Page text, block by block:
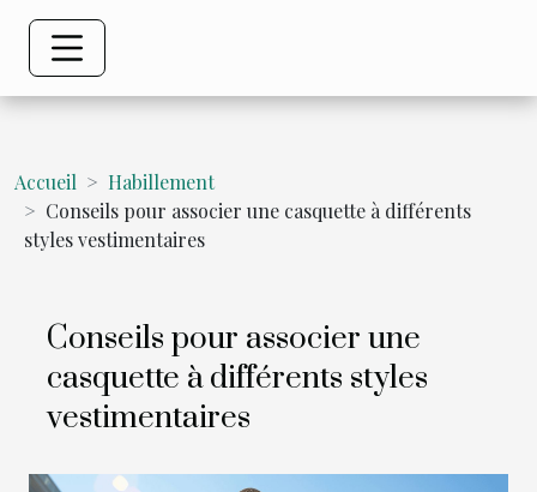
Accueil
Habillement
Conseils pour associer une casquette à différents
styles vestimentaires
Conseils pour associer une
casquette à différents styles
vestimentaires